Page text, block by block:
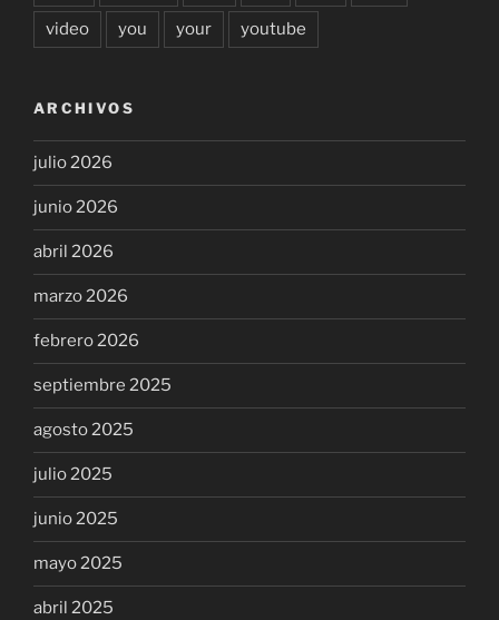
video you your youtube
ARCHIVOS
julio 2026
junio 2026
abril 2026
marzo 2026
febrero 2026
septiembre 2025
agosto 2025
julio 2025
junio 2025
mayo 2025
abril 2025